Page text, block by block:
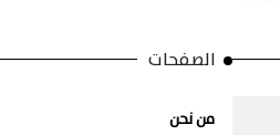
الصفحات
من نحن